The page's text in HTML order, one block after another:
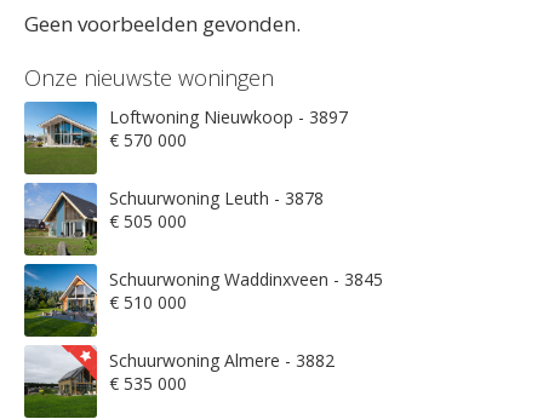
Geen voorbeelden gevonden.
Onze nieuwste woningen
Loftwoning Nieuwkoop - 3897
€ 570 000
Schuurwoning Leuth - 3878
€ 505 000
Schuurwoning Waddinxveen - 3845
€ 510 000
Schuurwoning Almere - 3882
€ 535 000